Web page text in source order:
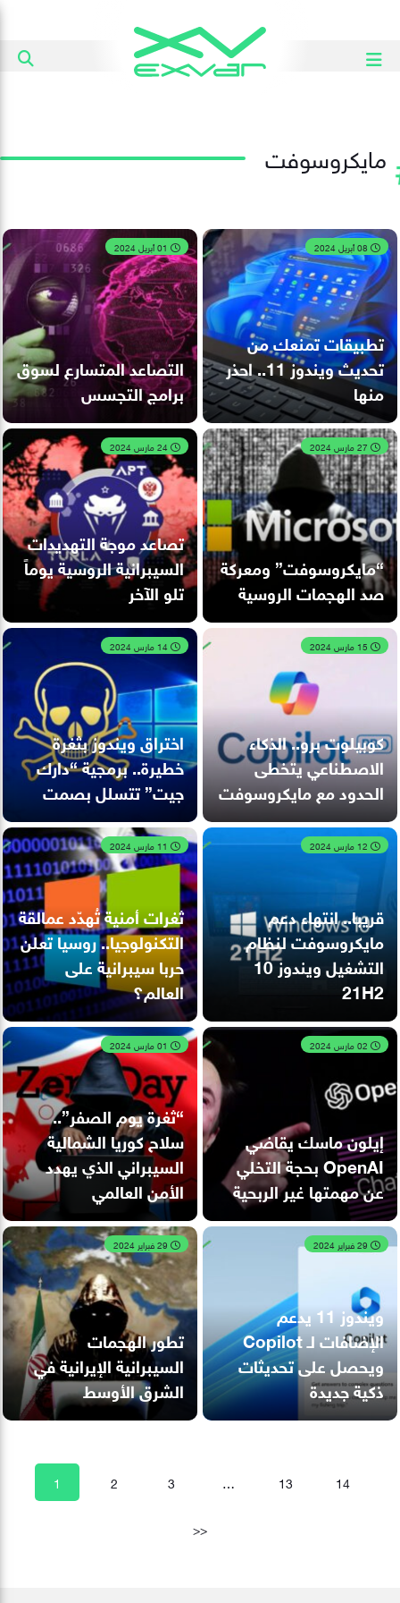
مايكروسوفت
تطبيقات تمنعك من
تحديث ويندوز 11.. احذر
منها
التصاعد المتسارع لسوق
برامج التجسس
“مايكروسوفت” ومعركة
صد الهجمات الروسية
تصاعد موجة التهديدات
السيبرانية الروسية يوماً
تلو الآخر
كوبيلوت برو.. الذكاء
الاصطناعي يتخطى
الحدود مع مايكروسوفت
اختراق ويندوز بثغرة
خطيرة.. برمجية “دارك
جيت” تتسلل بصمت
قريبا.. انتهاء دعم
مايكروسوفت لنظام
التشغيل ويندوز 10
21H2
ثغرات أمنية تُهدّد عمالقة
التكنولوجيا.. روسيا تعلن
حربا سيبرانية على
العالم؟
إيلون ماسك يقاضي
OpenAI بحجة التخلي
عن مهمتها غير الربحية
“ثغرة يوم الصفر”..
سلاح كوريا الشمالية
السيبراني الذي يهدد
الأمن العالمي
ويندوز 11 يدعم
الإضافات لـ Copilot
ويحصل على تحديثات
ذكية جديدة
تطور الهجمات
السيبرانية الإيرانية في
الشرق الأوسط
1 2 3 … 13 14
>>